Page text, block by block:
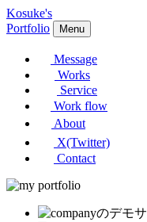
Kosuke's
Portfolio
Menu
Message
Works
Service
Work flow
About
X(Twitter)
Contact